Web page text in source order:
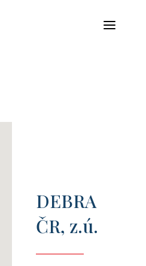
a
DEBRA
ČR, z.ú.